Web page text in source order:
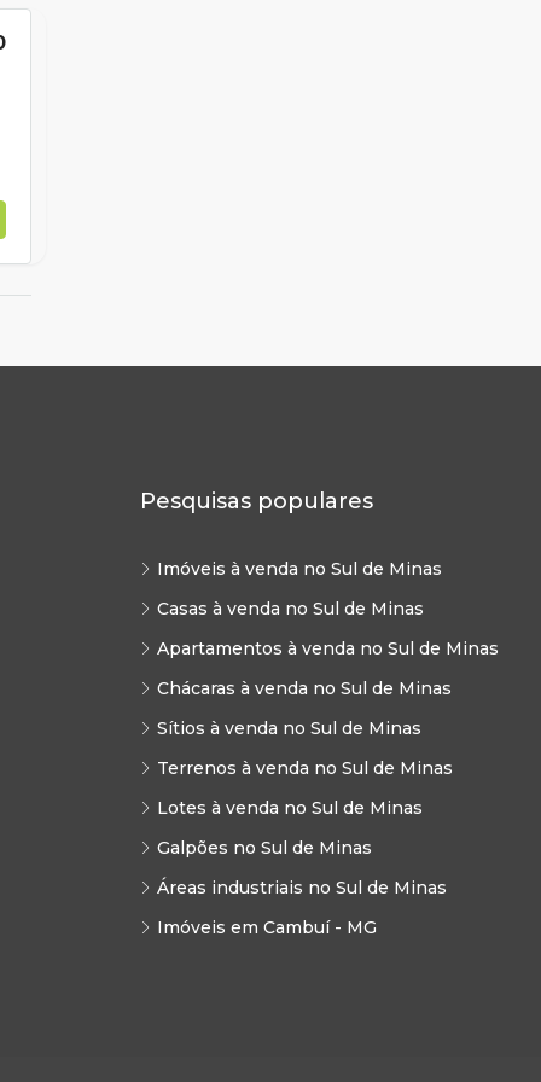
Pesquisas populares
Imóveis à venda no Sul de Minas
Casas à venda no Sul de Minas
Apartamentos à venda no Sul de Minas
Chácaras à venda no Sul de Minas
Sítios à venda no Sul de Minas
Terrenos à venda no Sul de Minas
Lotes à venda no Sul de Minas
Galpões no Sul de Minas
Áreas industriais no Sul de Minas
Imóveis em Cambuí - MG